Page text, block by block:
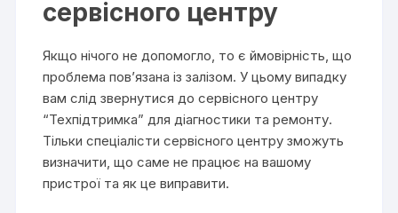
сервісного центру
Якщо нічого не допомогло, то є ймовірність, що
проблема пов’язана із залізом. У цьому випадку
вам слід звернутися до сервісного центру
“Техпідтримка” для діагностики та ремонту.
Тільки спеціалісти сервісного центру зможуть
визначити, що саме не працює на вашому
пристрої та як це виправити.